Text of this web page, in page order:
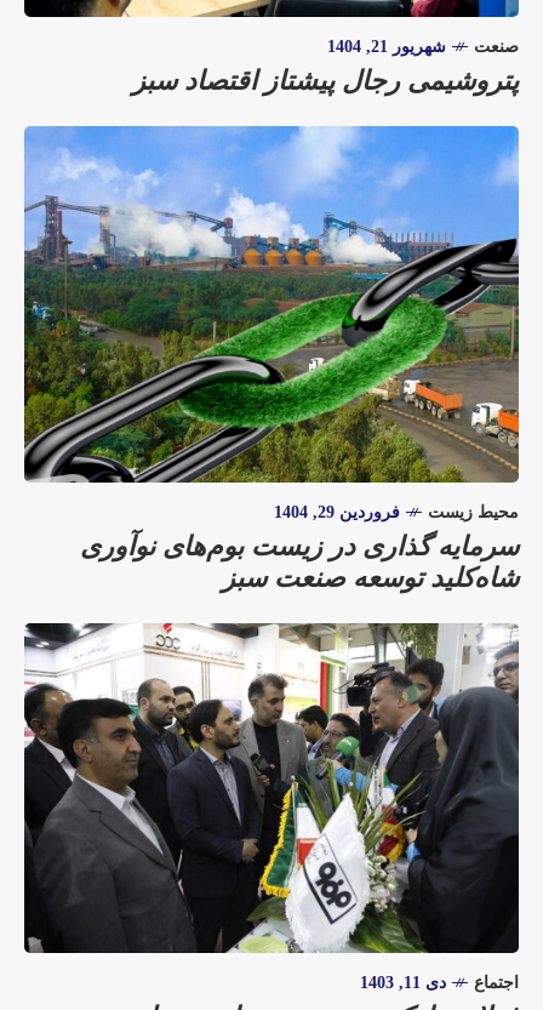
صنعت شهریور 21, 1404
پتروشیمی رجال پیشتاز اقتصاد سبز
محیط زیست فروردین 29, 1404
سرمایه گذاری در زیست بوم‌های نوآوری
شاه‌کلید توسعه صنعت سبز
اجتماع دی 11, 1403